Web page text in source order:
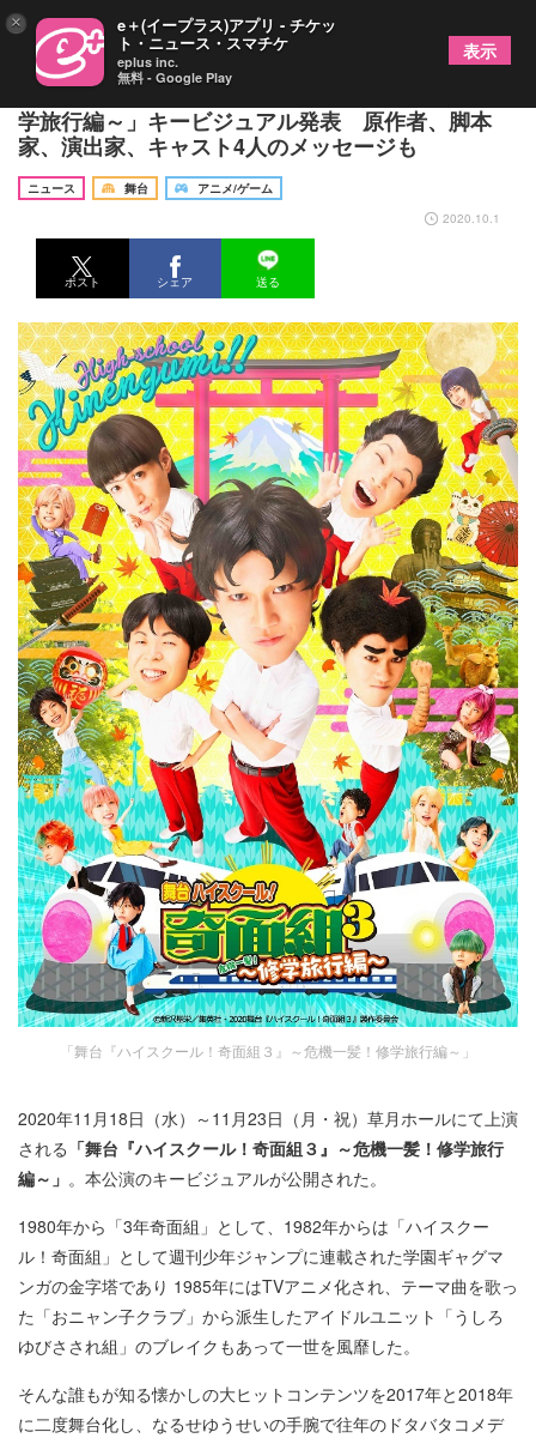
「舞台『ハイスクール！奇面組３』～危機一髪！修
学旅行編～」キービジュアル発表 原作者、脚本
家、演出家、キャスト4人のメッセージも
ニュース 舞台
アニメ/ゲーム
2020.10.1
ポスト シェア 送る
「舞台『ハイスクール！奇面組３』～危機一髪！修学旅行編～」
2020年11月18日（水）～11月23日（月・祝）草月ホールにて上演
される 「舞台『ハイスクール！奇面組３』～危機一髪！修学旅行
編～」 。本公演のキービジュアルが公開された。
1980年から「3年奇面組」として、1982年からは「ハイスクー
ル！奇面組」として週刊少年ジャンプに連載された学園ギャグマ
ンガの金字塔であり 1985年にはTVアニメ化され、テーマ曲を歌っ
た「おニャン子クラブ」から派生したアイドルユニット「うしろ
ゆびさされ組」のブレイクもあって一世を風靡した。
そんな誰もが知る懐かしの大ヒットコンテンツを2017年と2018年
に二度舞台化し、なるせゆうせいの手腕で往年のドタバタコメデ
× e＋(イープラス)アプリ - チケッ
ト・ニュース・スマチケ
eplus inc.
無料 - Google Play
表示